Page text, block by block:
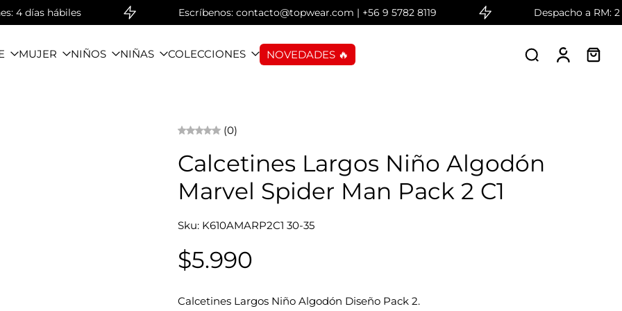
4 días hábiles Escríbenos: contacto@topwear.com | +56 9 5782 8119 Despacho a RM: 2
MUJER NIÑOS NIÑAS COLECCIONES NOVEDADES 🔥
(0)
Calcetines Largos Niño Algodón
Marvel Spider Man Pack 2 C1
Sku: K610AMARP2C1 30-35
$5.990
Calcetines Largos Niño Algodón Diseño Pack 2.